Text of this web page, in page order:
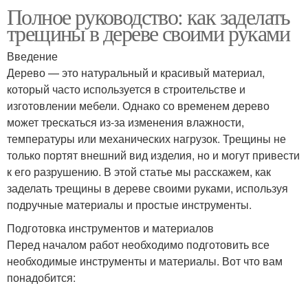
Полное руководство: как заделать
трещины в дереве своими руками
Введение
Дерево — это натуральный и красивый материал,
который часто используется в строительстве и
изготовлении мебели. Однако со временем дерево
может трескаться из-за изменения влажности,
температуры или механических нагрузок. Трещины не
только портят внешний вид изделия, но и могут привести
к его разрушению. В этой статье мы расскажем, как
заделать трещины в дереве своими руками, используя
подручные материалы и простые инструменты.
Подготовка инструментов и материалов
Перед началом работ необходимо подготовить все
необходимые инструменты и материалы. Вот что вам
понадобится: